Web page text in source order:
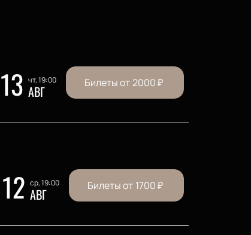
13 чт, 19:00
АВГ Билеты от 2000₽
12 ср, 19:00
АВГ Билеты от 1700₽